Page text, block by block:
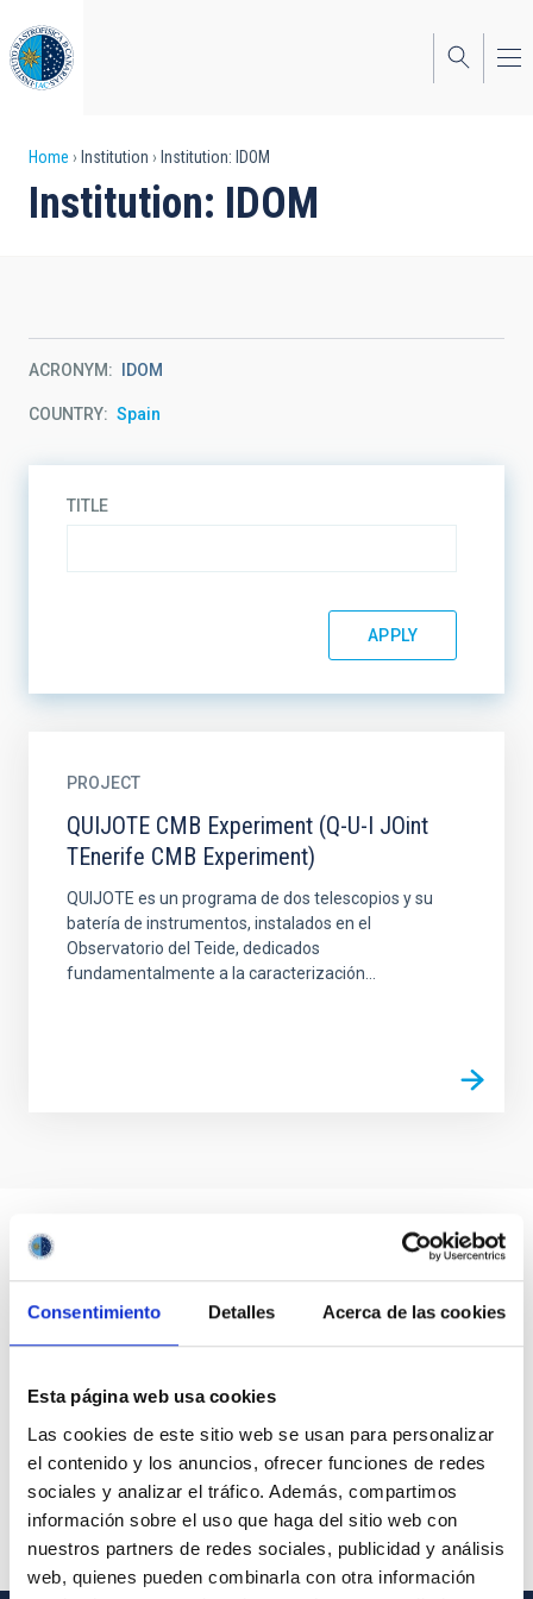
Consentimiento Detalles Acerca de las cookies
Esta página web usa cookies
Las cookies de este sitio web se usan para personalizar
el contenido y los anuncios, ofrecer funciones de redes
sociales y analizar el tráfico. Además, compartimos
información sobre el uso que haga del sitio web con
nuestros partners de redes sociales, publicidad y análisis
web, quienes pueden combinarla con otra información
to
main
content
Breadcrumb
Home Institution Institution: IDOM
Institution: IDOM
ACRONYM IDOM
COUNTRY Spain
TITLE
PROJECT
QUIJOTE CMB Experiment (Q-U-I JOint
TEnerife CMB Experiment)
QUIJOTE es un programa de dos telescopios y su
batería de instrumentos, instalados en el
Observatorio del Teide, dedicados
fundamentalmente a la caracterización...